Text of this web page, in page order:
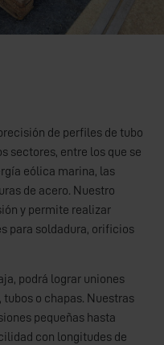
de perfiles de tubo
sectores, entre los que se
eólica marina, las
de acero. Nuestro
y permite realizar
para soldadura, orificios
podrá lograr uniones
o chapas. Nuestras
pequeñas hasta
con longitudes de